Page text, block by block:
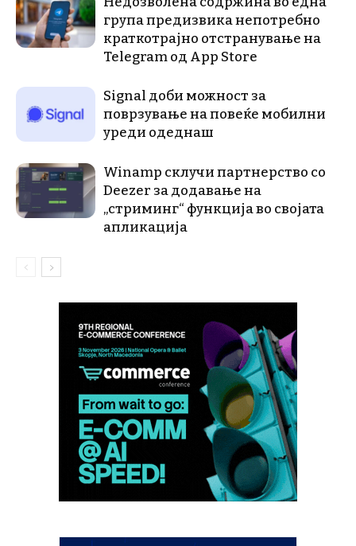
група предизвика непотребно
краткотрајно отстранување на
Telegram од App Store
Signal доби можност за
поврзување на повеќе мобилни
уреди одеднаш
Winamp склучи партнерство со
Deezer за додавање на
„стриминг“ функција во својата
апликација